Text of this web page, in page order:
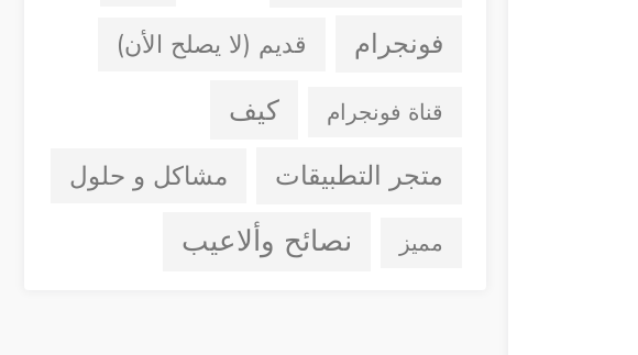
فونجرام قديم (لا يصلح الأن)
قناة فونجرام كيف
متجر التطبيقات مشاكل و حلول
مميز نصائح وألاعيب